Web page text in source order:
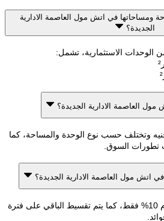
في اتش مول العاصمة الادارية
الاستثمارية، تشمل:
الادارية الجديدة؟
من 2,755,600 جنيه وتختلف حسب نوع الوحدة والمساحة، كما
السوق.
العاصمة الادارية الجديدة؟
حجز وحدتك بدفع مقدم 10% فقط، كما يتم تقسيط الباقي على فترة